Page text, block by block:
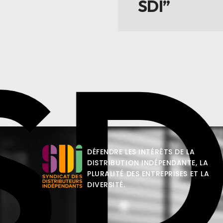
SDI”
DÉFENDRE LES INTÉRÊTS DE LA
DISTRIBUTION INDÉPENDANTE, LA
PLURALITÉ DES ENTREPRISES ET LA
DIVERSITÉ.